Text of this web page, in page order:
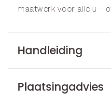
maatwerk voor alle u –
Handleiding
Plaatsingadvies